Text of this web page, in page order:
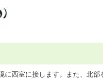
に西室に接します。また、北